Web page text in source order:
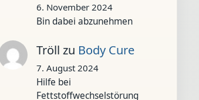
6. November 2024
Bin dabei abzunehmen
Tröll zu Body Cure
7. August 2024
Hilfe bei
Fettstoffwechselstörung